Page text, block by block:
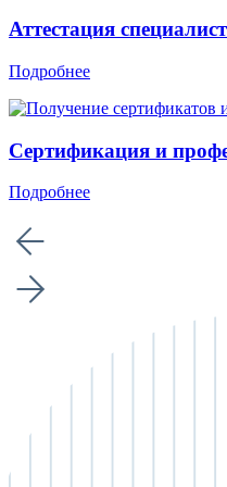
Аттестация
Подробнее
Сертификация и
Подробнее